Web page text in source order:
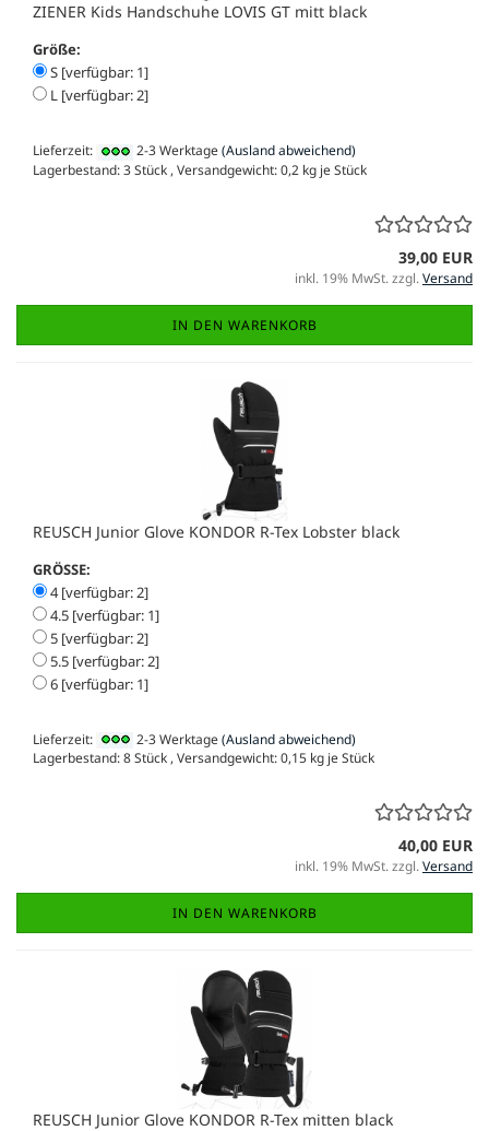
ZIENER Kids Handschuhe LOVIS GT mitt black
Größe:
S [verfügbar: 1]
L [verfügbar: 2]
Lieferzeit: 2-3 Werktage(Ausland abweichend)
Lagerbestand: 3 Stück , Versandgewicht:0,2 kg je Stück
39,00 EUR
inkl. 19% MwSt. zzgl.Versand
IN DEN WARENKORB
REUSCH Junior Glove KONDOR R-Tex Lobster black
GRÖSSE:
4 [verfügbar: 2]
4.5 [verfügbar: 1]
5 [verfügbar: 2]
5.5 [verfügbar: 2]
6 [verfügbar: 1]
Lieferzeit: 2-3 Werktage(Ausland abweichend)
Lagerbestand: 8 Stück , Versandgewicht:0,15 kg je Stück
40,00 EUR
inkl. 19% MwSt. zzgl.Versand
IN DEN WARENKORB
REUSCH Junior Glove KONDOR R-Tex mitten black